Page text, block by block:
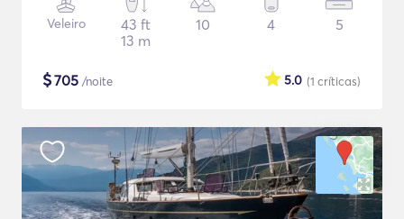
Veleiro
43 ft
13 m
10 4 5
$705 /noite (1 críticas)
5.0